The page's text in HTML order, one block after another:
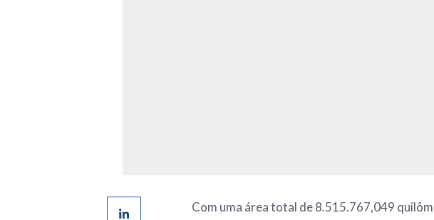
Com uma área total de 8.515.767,049